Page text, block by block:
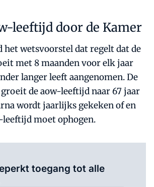
leeftijd door de Kamer
het wetsvoorstel dat regelt dat de
met 8 maanden voor elk jaar
langer leeft aangenomen. De
de aow-leeftijd naar 67 jaar
wordt jaarlijks gekeken of en
leeftijd moet ophogen.
toegang tot alle